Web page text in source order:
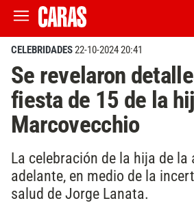
CELEBRIDADES22-10-2024 20:41
Se revelaron
fiesta de 15 de la
Marcovecchio
La celebración de la hija de la
adelante, en medio de la
salud de Jorge Lanata.